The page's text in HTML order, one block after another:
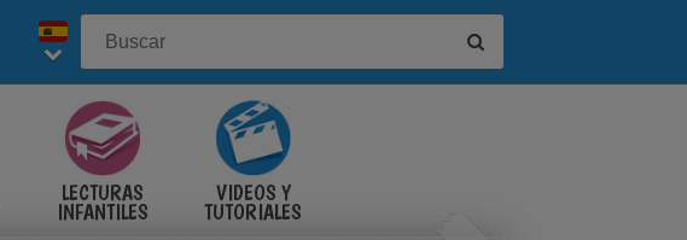
LECTURAS
INFANTILES
VIDEOS Y
TUTORIALES